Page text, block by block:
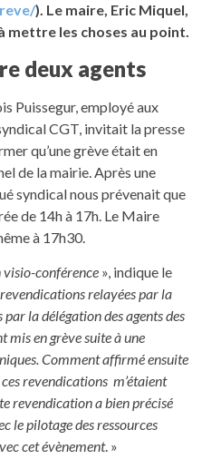
). Le maire, Eric Miquel,
mettre les choses au point.
deux agents
Puissegur, employé aux
CGT, invitait la presse
qu’une grève était en
de la mairie. Après une
syndical nous prévenait que
de 14h à 17h. Le Maire
à 17h30.
visio-conférence », indique le
relayées par la
par la délégation des agents des
mis en grève suite à une
Comment affirmé ensuite
revendications m’étaient
revendication a bien précisé
le pilotage des ressources
cet évènement. »